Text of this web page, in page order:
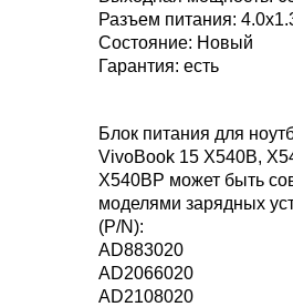
Разъем питания:
Состояние: Новый
Гарантия: есть
Блок питания для
VivoBook 15 X540B,
X540BP может быть
моделями зарядных
(P/N):
AD883020
AD2066020
AD2108020